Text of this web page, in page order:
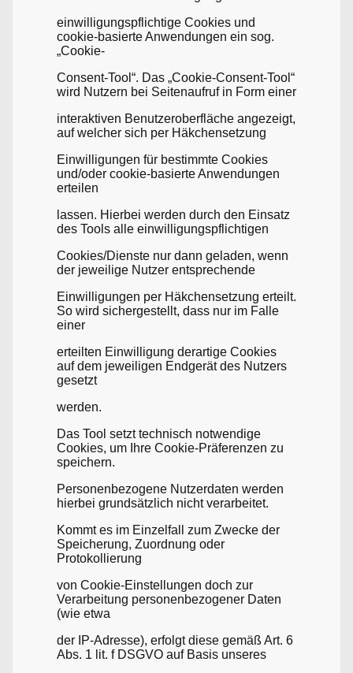
einwilligungspflichtige Cookies und
cookie-basierte Anwendungen ein sog.
„Cookie-
Consent-Tool“. Das „Cookie-Consent-Tool“
wird Nutzern bei Seitenaufruf in Form einer
interaktiven Benutzeroberfläche angezeigt,
auf welcher sich per Häkchensetzung
Einwilligungen für bestimmte Cookies
und/oder cookie-basierte Anwendungen
erteilen
lassen. Hierbei werden durch den Einsatz
des Tools alle einwilligungspflichtigen
Cookies/Dienste nur dann geladen, wenn
der jeweilige Nutzer entsprechende
Einwilligungen per Häkchensetzung erteilt.
So wird sichergestellt, dass nur im Falle
einer
erteilten Einwilligung derartige Cookies
auf dem jeweiligen Endgerät des Nutzers
gesetzt
werden.
Das Tool setzt technisch notwendige
Cookies, um Ihre Cookie-Präferenzen zu
speichern.
Personenbezogene Nutzerdaten werden
hierbei grundsätzlich nicht verarbeitet.
Kommt es im Einzelfall zum Zwecke der
Speicherung, Zuordnung oder
Protokollierung
von Cookie-Einstellungen doch zur
Verarbeitung personenbezogener Daten
(wie etwa
der IP-Adresse), erfolgt diese gemäß Art. 6
Abs. 1 lit. f DSGVO auf Basis unseres